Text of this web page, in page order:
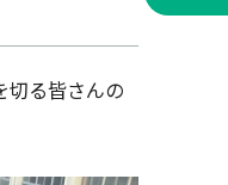
切る皆さんの